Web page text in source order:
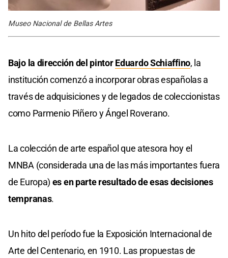
Museo Nacional de Bellas Artes
Bajo la dirección del pintorEduardo Schiaffino, la
institución comenzó a incorporar obras españolas a
través de adquisiciones y de legados de coleccionistas
como Parmenio Piñero y Ángel Roverano.
La colección de arte español que atesora hoy el
MNBA (considerada una de las más importantes fuera
de Europa) es en parte resultado de esas decisiones
tempranas.
Un hito del período fue la Exposición Internacional de
Arte del Centenario, en 1910. Las propuestas de